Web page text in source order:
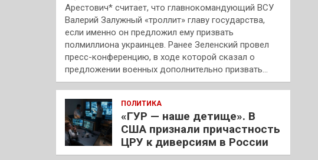
Арестович* считает, что главнокомандующий ВСУ
Валерий Залужный «троллит» главу государства,
если именно он предложил ему призвать
полмиллиона украинцев. Ранее Зеленский провел
пресс-конференцию, в ходе которой сказал о
предложении военных дополнительно призвать…
ПОЛИТИКА
«ГУР — наше детище». В
США признали причастность
ЦРУ к диверсиям в России